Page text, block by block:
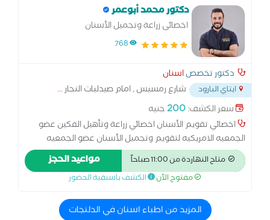
دكتور محمد أبوعمر
اخصائى زراعة وتجميل الأسنان
768
دكتور تخصصاسنان
ايتاي البارود شارع رمسيس , امام صيدليات النجار...
سعر الكشف:200جنيه
اخصائي تقويم الأسنان اخصائي زراعة وتأهيل الفكين عضو
الجمعيه الامريكيه لتقويم وتجميل الأسنان عضو الجمعيه
المصريه لتأهيل وزراعة الفكين دبلوم طب الاسنان الرقمى
الحديث خبره 7 اعوام فى زراعة وتأهيل الفكين لحالات ضمور
العظام المركز متعاقد مع شركات التأمين وتعاقدات حكوميه
متاح النهاردة من 11:00 صباحاً مواعيد الحجز
مفتوح الآن الكشف باسبقية الحضور
المزيد من اطباء اسنان في الدلنجات